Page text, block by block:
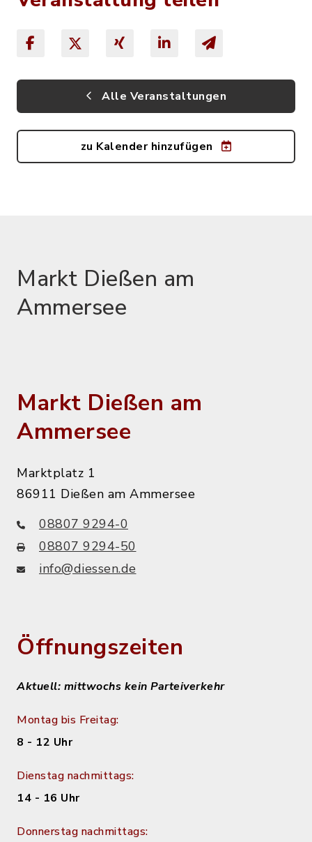
Alle Veranstaltungen
zu Kalender hinzufügen
Markt Dießen am
Ammersee
Markt Dießen am
Ammersee
Marktplatz 1
86911 Dießen am Ammersee
08807 9294-0
08807 9294-50
info@diessen.de
Öffnungszeiten
Aktuell: mittwochs kein Parteiverkehr
Montag bis Freitag:
8 - 12 Uhr
Dienstag nachmittags:
14 - 16 Uhr
Donnerstag nachmittags: